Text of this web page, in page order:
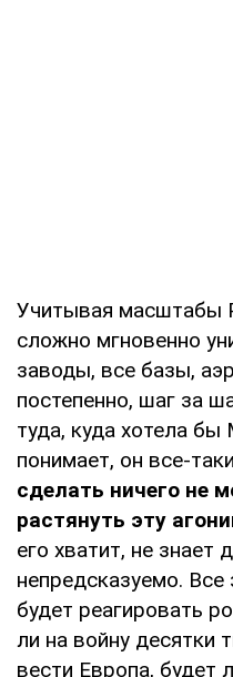
Учитывая масштабы
сложно мгновенно
заводы, все базы,
постепенно, шаг за
туда, куда хотела
понимает, он все-
сделать ничего не
растянуть эту
его хватит, не знает
непредсказуемо. Все
будет реагировать
ли на войну десятки
вести Европа, будет